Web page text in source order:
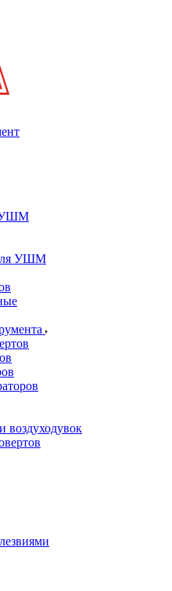
УШМ
УШМ
воздуходувок